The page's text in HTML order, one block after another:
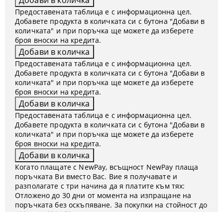
Предоставената таблица е с информационна цел.
Добавете продукта в количката си с бутона "Добави в
количката" и при поръчка ще можете да изберете
броя вноски на кредита.
Предоставената таблица е с информационна цел.
Добавете продукта в количката си с бутона "Добави в
количката" и при поръчка ще можете да изберете
броя вноски на кредита.
Предоставената таблица е с информационна цел.
Добавете продукта в количката си с бутона "Добави в
количката" и при поръчка ще можете да изберете
броя вноски на кредита.
Когато плащате с NewPay, всъщност NewPay плаща
поръчката Ви вместо Вас. Вие я получавате и
разполагате с три начина да я платите към тях:
Отложено до 30 дни от момента на изпращане на
поръчката без оскъпяване. За покупки на стойност до